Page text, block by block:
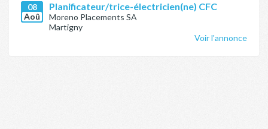
08
Aoû
Planificateur/trice-électricien(ne) CFC
Moreno Placements SA
Martigny
Voir l'annonce